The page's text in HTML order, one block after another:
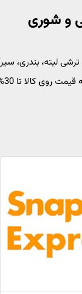
لیته، بندری،